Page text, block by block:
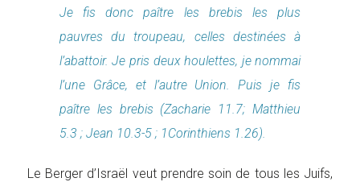
Je fis donc paître les brebis les plus
pauvres du troupeau, celles destinées à
l’abattoir. Je pris deux houlettes, je nommai
l’une Grâce, et l’autre Union. Puis je fis
paître les brebis (Zacharie 11.7; Matthieu
5.3 ; Jean 10.3-5 ; 1Corinthiens 1.26).
Le Berger d’Israël veut prendre soin de tous les Juifs,